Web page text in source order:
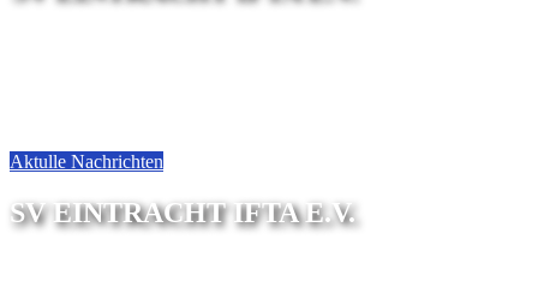
Aktulle Nachrichten
SV EINTRACHT IFTA E.V.